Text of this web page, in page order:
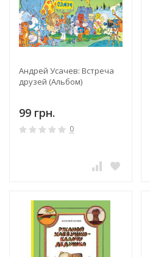
Андрей Усачев: Встреча
друзей (Альбом)
99 грн.
0